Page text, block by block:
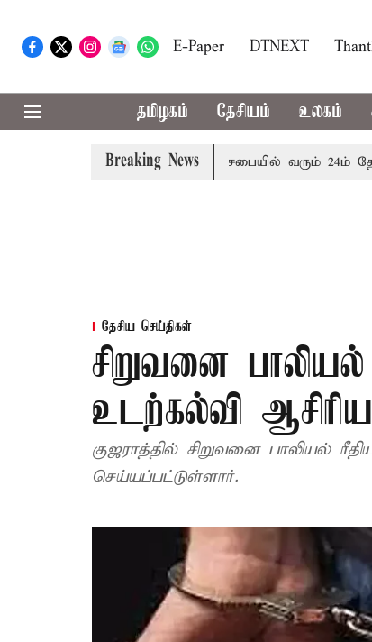
E-Paper DTNEXT
தமிழகம் தேசியம் உலகம்
Breaking News
புதுச்சேரி சட்டசபையில் வரும் 24ம் தேதி
தேசிய செய்திகள்
சிறுவனை பாலியல்
உடற்கல்வி
குஜராத்தில் சிறுவனை பாலியல்
செய்யப்பட்டுள்ளார்.